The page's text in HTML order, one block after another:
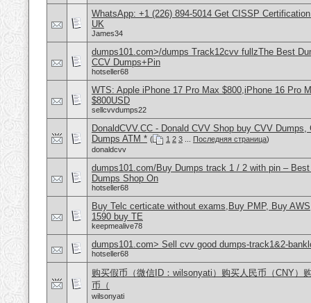
WhatsApp: +1 (226) 894-5014​ Get CISSP
UK
James34
dumps101.com>/dumps Track12cvv fullzThe Best
CCV Dumps+Pin
hotseller68
WTS: Apple iPhone 17 Pro Max $800,iPhone 16 Pro
$800USD
sellcvvdumps22
DonaldCVV.CC - Donald CVV Shop buy CVV
Dumps ATM * ( 1 2 3 Последняя страница)
donaldcvv
dumps101.com/Buy Dumps track 1 / 2 with pin –
Dumps Shop On
hotseller68
Buy Telc certicate without exams,Buy PMP, Buy
1590 buy TE
keepmealive78
dumps101.com> Sell cvv good dumps-track1&2-
hotseller68
购买假币（微信ID：wilsonyati）购买人民币（CNY）
币（
wilsonyati